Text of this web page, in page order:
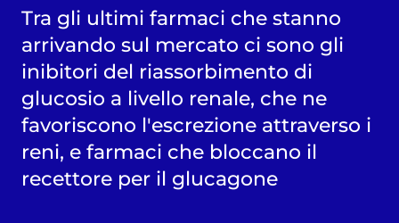
Tra gli ultimi farmaci che stanno
arrivando sul mercato ci sono gli
inibitori del riassorbimento di
glucosio a livello renale, che ne
favoriscono l'escrezione attraverso i
reni, e farmaci che bloccano il
recettore per il glucagone